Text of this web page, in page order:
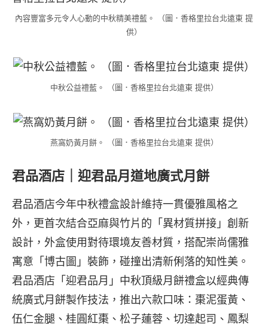
內容豐富多元令人心動的中秋精美禮藍。 （圖．香格里拉台北遠東 提
供）
中秋公益禮藍。 （圖．香格里拉台北遠東 提供）
燕窩奶黃月餅。 （圖．香格里拉台北遠東 提供）
君品酒店｜迎君品月道地廣式月餅
君品酒店今年中秋禮盒設計維持一貫優雅風格之
外，更首次結合亞麻與竹片的「異材質拼接」創新
設計，外盒使用對待環境友善材質，搭配崇尚儒雅
寓意「博古圖」裝飾，碰撞出清新俐落的知性美。
君品酒店「迎君品月」中秋頂級月餅禮盒以經典傳
統廣式月餅製作技法，推出六款口味：棗泥蛋黃、
伍仁金腿、桂圓紅棗、松子蓮蓉、切達起司、鳳梨